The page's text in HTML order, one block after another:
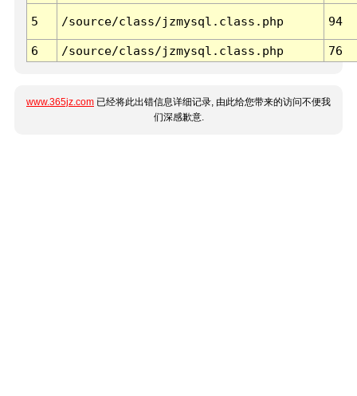
5 /source/class/jzmysql.class.php 94
6 /source/class/jzmysql.class.php 76
www.365jz.com 已经将此出错信息详细记录, 由此给您带来的访问不便我
们深感歉意.